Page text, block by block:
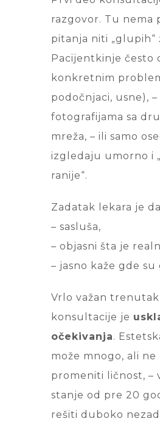
razgovor. Tu nema
pitanja niti „glupih“
Pacijentkinje često
konkretnim
podočnjaci, usne), –
fotografijama sa
mreža, – ili samo
izgledaju umorno i
ranije“.
Zadatak lekara je
– sasluša,
– objasni šta je
– jasno kaže gde su
Vrlo važan trenutak
konsultacije je
očekivanja.
može mnogo, ali ne
promeniti ličnost, –
stanje od pre 20
rešiti duboko